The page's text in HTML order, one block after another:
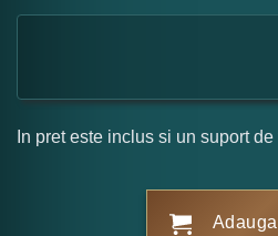
In pret este inclus si un suport